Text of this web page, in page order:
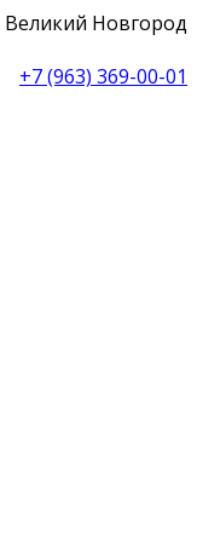
Великий Новгород
+7 (963) 369-00-01